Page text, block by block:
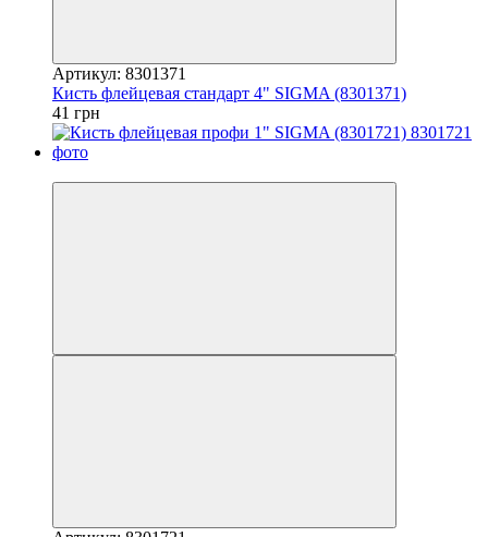
Артикул: 8301371
Кисть флейцевая стандарт 4" SIGMA (8301371)
41 грн